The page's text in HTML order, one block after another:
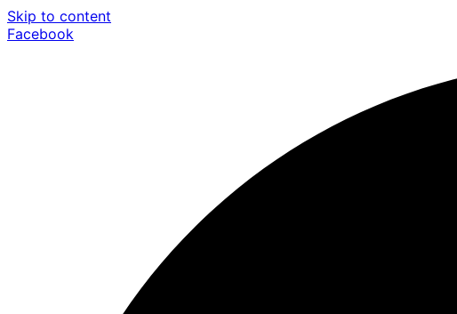
Skip to content
Facebook